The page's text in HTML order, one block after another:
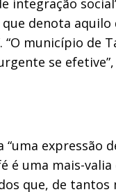
integração
denota
município de
se
expressão
é uma mais-
que, de